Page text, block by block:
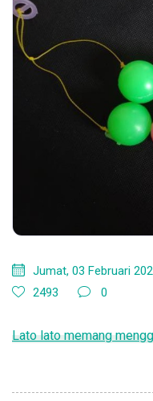
Jumat, 03 Februari
2493
0
Lato lato memang